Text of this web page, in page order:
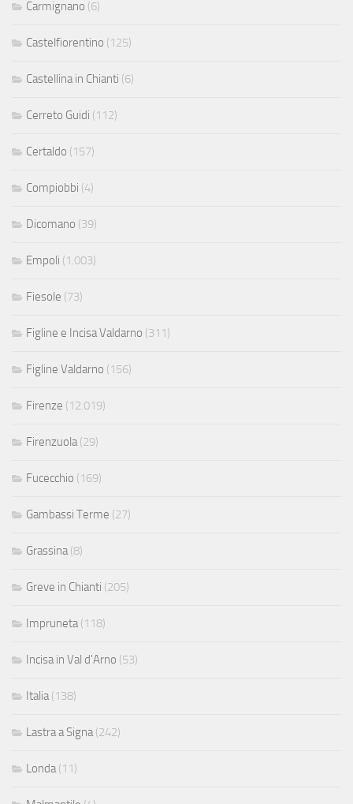
Carmignano (6)
Castelfiorentino (125)
Castellina in Chianti (6)
Cerreto Guidi (112)
Certaldo (157)
Compiobbi (4)
Dicomano (39)
Empoli (1.003)
Fiesole (73)
Figline e Incisa Valdarno (311)
Figline Valdarno (156)
Firenze (12.019)
Firenzuola(29)
Fucecchio (169)
Gambassi Terme (27)
Grassina(8)
Greve in Chianti (205)
Impruneta(118)
Incisa in Val d'Arno (53)
Italia(138)
Lastra a Signa(242)
Londa(11)